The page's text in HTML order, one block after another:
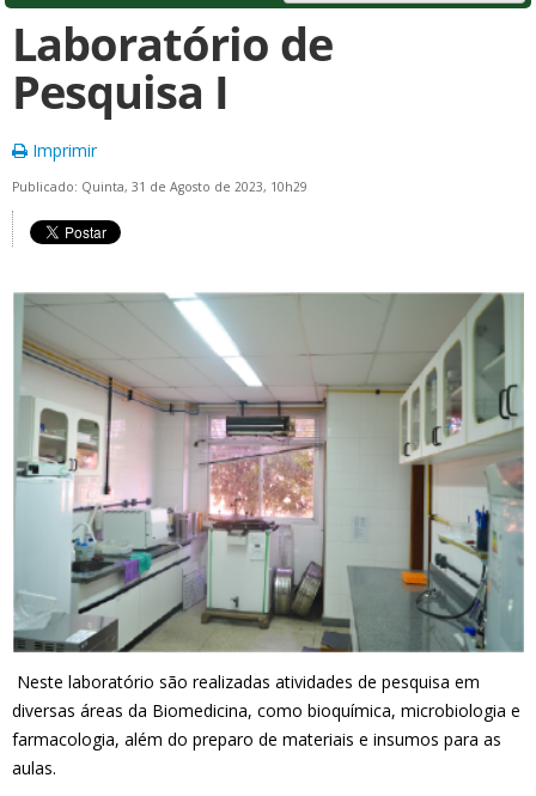
Laboratório de
Pesquisa I
Imprimir
Publicado: Quinta, 31 de Agosto de 2023, 10h29
Neste laboratório são realizadas atividades de pesquisa em
diversas áreas da Biomedicina, como bioquímica, microbiologia e
farmacologia, além do preparo de materiais e insumos para as
aulas.